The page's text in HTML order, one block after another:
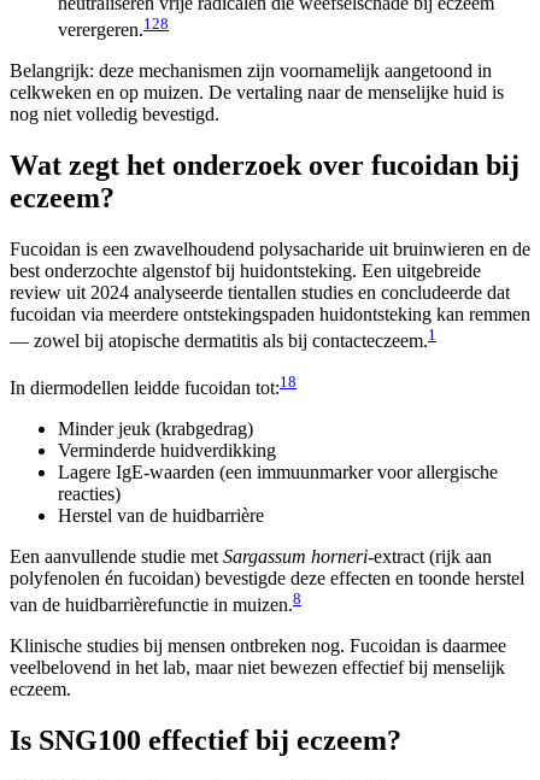
verergeren.128
Belangrijk: deze mechanismen zijn voornamelijk aangetoond in
celkweken en op muizen. De vertaling naar de menselijke huid is
nog niet volledig bevestigd.
Wat zegt het onderzoek over fucoidan bij
eczeem?
Fucoidan is een zwavelhoudend polysacharide uit bruinwieren en de
best onderzochte algenstof bij huidontsteking. Een uitgebreide
review uit 2024 analyseerde tientallen studies en concludeerde dat
fucoidan via meerdere ontstekingspaden huidontsteking kan remmen
— zowel bij atopische dermatitis als bij contacteczeem.1
In diermodellen leidde fucoidan tot:1 8
Minder jeuk (krabgedrag)
Verminderde huidverdikking
Lagere IgE-waarden (een immuunmarker voor allergische
reacties)
Herstel van de huidbarrière
Een aanvullende studie met Sargassum horneri-extract (rijk aan
polyfenolen én fucoidan) bevestigde deze effecten en toonde herstel
van de huidbarrièrefunctie in muizen.8
Klinische studies bij mensen ontbreken nog. Fucoidan is daarmee
veelbelovend in het lab, maar niet bewezen effectief bij menselijk
eczeem.
Is SNG100 effectief bij eczeem?